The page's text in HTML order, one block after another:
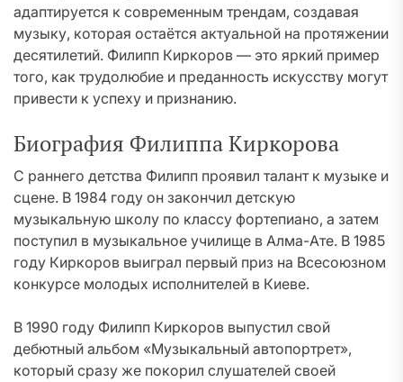
адаптируется к современным трендам, создавая
музыку, которая остаётся актуальной на протяжении
десятилетий. Филипп Киркоров — это яркий пример
того, как трудолюбие и преданность искусству могут
привести к успеху и признанию.
Биография Филиппа Киркорова
С раннего детства Филипп проявил талант к музыке и
сцене. В 1984 году он закончил детскую
музыкальную школу по классу фортепиано, а затем
поступил в музыкальное училище в Алма-Ате. В 1985
году Киркоров выиграл первый приз на Всесоюзном
конкурсе молодых исполнителей в Киеве.
В 1990 году Филипп Киркоров выпустил свой
дебютный альбом «Музыкальный автопортрет»,
который сразу же покорил слушателей своей